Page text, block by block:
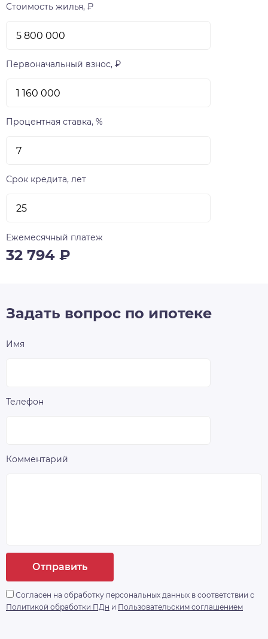
Стоимость жилья, ₽
Первоначальный взнос, ₽
Процентная ставка, %
Срок кредита, лет
Ежемесячный платеж
32 794 ₽
Задать вопрос по ипотеке
Имя
Телефон
Комментарий
Отправить
Согласен на обработку персональных данных в соответствии с
Политикой обработки ПДн и Пользовательским соглашением